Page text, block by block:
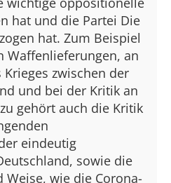
hat und die Partei Die
hat. Zum Beispiel
Waffenlieferungen, an
zwischen der
und bei der Kritik an
gehört auch die Kritik
eindeutig
sowie die
wie die Corona-